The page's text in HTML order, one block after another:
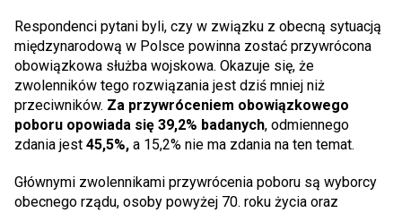
Respondenci pytani byli, czy w związku z obecną sytuacją
międzynarodową w Polsce powinna zostać przywrócona
obowiązkowa służba wojskowa. Okazuje się, że
zwolenników tego rozwiązania jest dziś mniej niż
przeciwników. Za przywróceniem obowiązkowego
poboru opowiada się 39,2% badanych, odmiennego
zdania jest 45,5%, a 15,2% nie ma zdania na ten temat.
Głównymi zwolennikami przywrócenia poboru są wyborcy
obecnego rządu, osoby powyżej 70. roku życia oraz